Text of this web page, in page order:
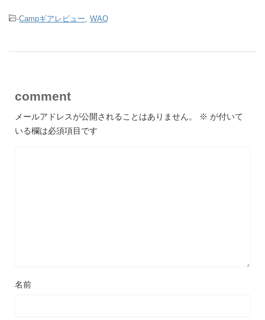
-Campギアレビュー, WAQ
comment
メールアドレスが公開されることはありません。 ※ が付いて
いる欄は必須項目です
名前